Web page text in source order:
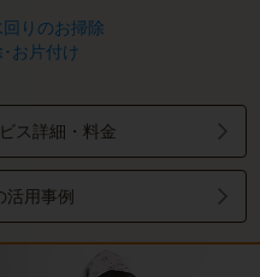
りのお掃除
お片付け
ス詳細・料金
活用事例